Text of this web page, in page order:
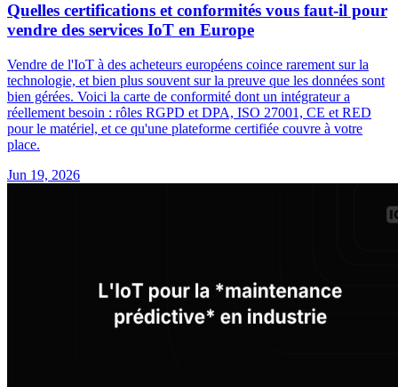
Quelles certifications et conformités vous faut-il pour
vendre des services IoT en Europe
Vendre de l'IoT à des acheteurs européens coince rarement sur la
technologie, et bien plus souvent sur la preuve que les données sont
bien gérées. Voici la carte de conformité dont un intégrateur a
réellement besoin : rôles RGPD et DPA, ISO 27001, CE et RED
pour le matériel, et ce qu'une plateforme certifiée couvre à votre
place.
Jun 19, 2026